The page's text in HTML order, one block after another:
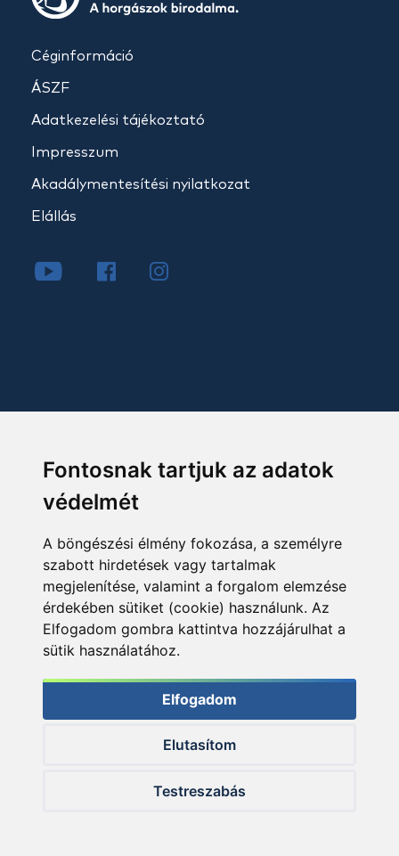
Fontosnak tartjuk az adatok
védelmét
A böngészési élmény fokozása, a személyre
szabott hirdetések vagy tartalmak
megjelenítése, valamint a forgalom elemzése
érdekében sütiket (cookie) használunk. Az
Elfogadom gombra kattintva hozzájárulhat a
sütik használatához.
Elfogadom
Elutasítom
Testreszabás
Céginformáció
ÁSZF
Adatkezelési tájékoztató
Impresszum
Akadálymentesítési nyilatkozat
Elállás